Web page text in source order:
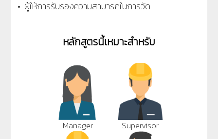
• ผู้ให้การรับรองความสามารถในการวัด
หลักสูตรนี้เหมาะสำหรับ
Manager Supervisor